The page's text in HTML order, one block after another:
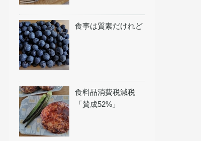
食事は質素だけれど
食料品消費税減税
「賛成52%」